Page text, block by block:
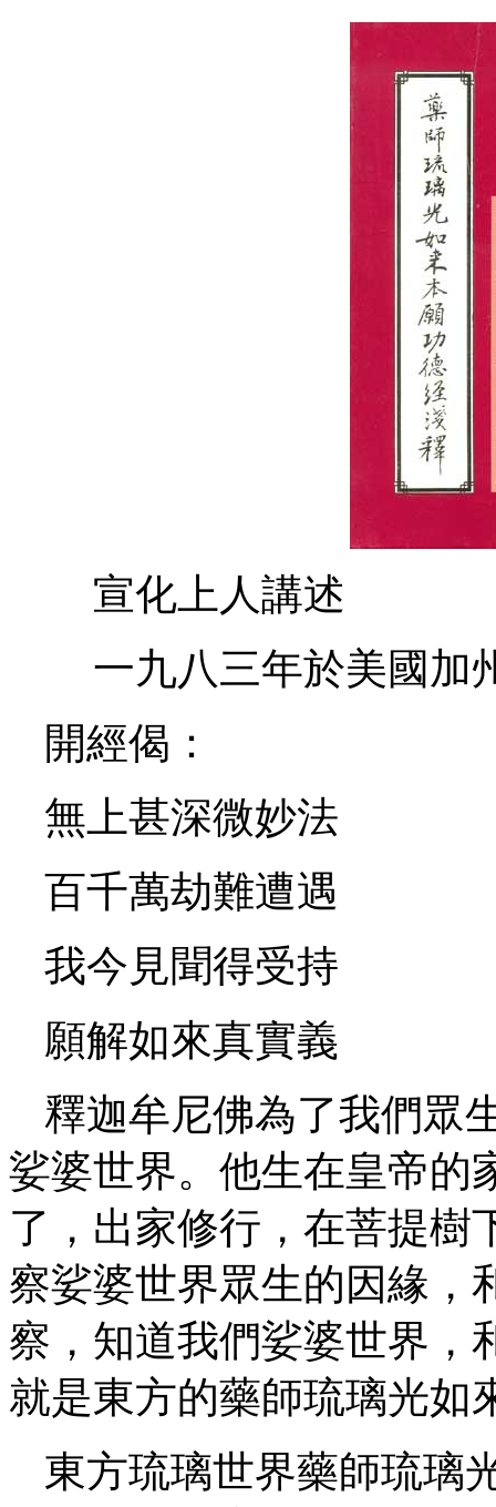
宣化上人講述
一九八三年於美國加
開經偈：
無上甚深微妙法
百千萬劫難遭遇
我今見聞得受持
願解如來真實義
釋迦牟尼佛為了我們眾
娑婆世界。他生在皇帝的
了，出家修行，在菩提樹
察娑婆世界眾生的因緣，
察，知道我們娑婆世界，
就是東方的藥師琉璃光如
東方琉璃世界藥師琉璃